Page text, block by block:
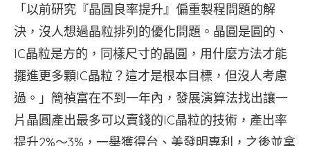
「以前研究『晶圓良率提升』偏重製程問題的解
決，沒人想過晶粒排列的優化問題。晶圓是圓的、
IC晶粒是方的，同樣尺寸的晶圓，用什麼方法才能
擺進更多顆IC晶粒？這才是根本目標，但沒人考慮
過。」簡禎富在不到一年內，發展演算法找出讓一
片晶圓產出最多可以賣錢的IC晶粒的技術，產出率
提升2%～3%，一舉獲得台、美發明專利，之後並拿